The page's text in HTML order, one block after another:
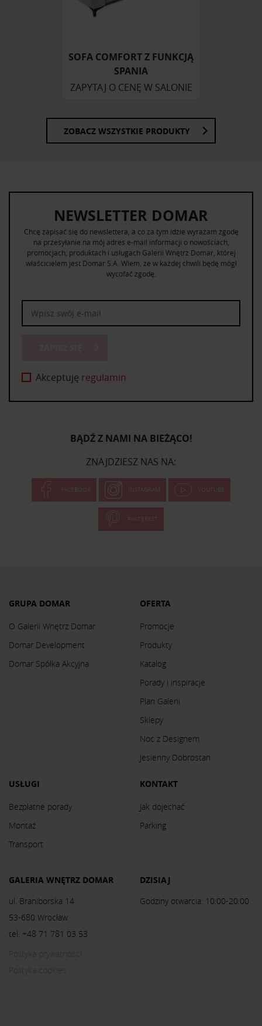
SOFA COMFORT Z FUNKCJĄ
SPANIA
ZAPYTAJ O CENĘ W SALONIE
ZOBACZ WSZYSTKIE PRODUKTY
NEWSLETTER DOMAR
Chcę zapisać się do newslettera, a co za tym idzie wyrażam zgodę
na przesyłanie na mój adres e-mail informacji o nowościach,
promocjach, produktach i usługach Galerii Wnętrz Domar, której
właścicielem jest Domar S.A. Wiem, że w każdej chwili będę mógł
wycofać zgodę.
Akceptuję regulamin
BĄDŹ Z NAMI NA BIEŻĄCO!
ZNAJDZIESZ NAS NA:
FACEBOOK INSTAGRAM YOUTUBE
PINTEREST
GRUPA DOMAR
O Galerii Wnętrz Domar
Domar Development
Domar Spółka Akcyjna
OFERTA
Promocje
Produkty
Katalog
Porady i inspiracje
Plan Galerii
Sklepy
Noc z Designem
Jesienny Dobrostan
USŁUGI
Bezpłatne porady
Montaż
Transport
KONTAKT
Jak dojechać
Parking
GALERIA WNĘTRZ DOMAR
ul. Braniborska 14
53-680 Wrocław
tel. +48 71 781 03 53
DZISIAJ
Godziny otwarcia: 10:00-20:00